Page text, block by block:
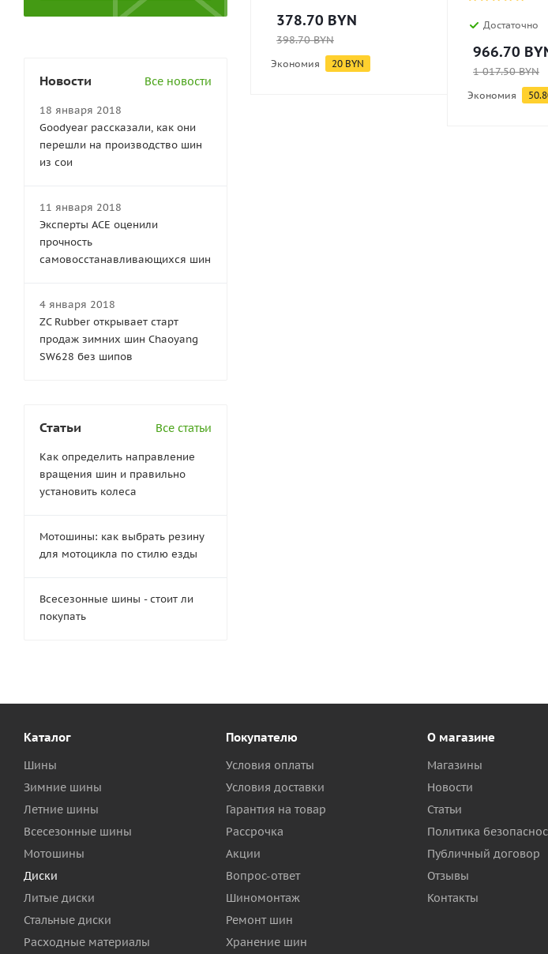
378.70 BYN
398.70BYN
Экономия 20 BYN
Достаточно
966.70
1 017.50BYN
Экономия
Новости Все новости
18 января 2018
Goodyear рассказали, как они
перешли на производство шин
из сои
11 января 2018
Эксперты АСЕ оценили
прочность
самовосстанавливающихся шин
4 января 2018
ZC Rubber открывает старт
продаж зимних шин Chaoyang
SW628 без шипов
Статьи Все статьи
Как определить направление
вращения шин и правильно
установить колеса
Мотошины: как выбрать резину
для мотоцикла по стилю езды
Всесезонные шины - стоит ли
покупать
Каталог
Шины
Зимние шины
Летние шины
Всесезонные шины
Мотошины
Диски
Литые диски
Стальные диски
Расходные материалы
Покупателю
Условия оплаты
Условия доставки
Гарантия на товар
Рассрочка
Акции
Вопрос-ответ
Шиномонтаж
Ремонт шин
Хранение шин
О магазине
Магазины
Новости
Статьи
Политика
Публичный договор
Отзывы
Контакты